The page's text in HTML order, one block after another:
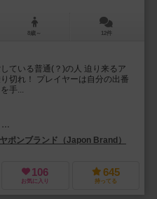
8歳～ 12件
ている普通(？)の人 迫り来るア
切れ！ プレイヤーは自分の出番
手...
ヤポンブランド（Japon Brand）
106
お気に入り
645
持ってる